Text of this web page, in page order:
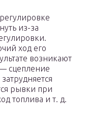
из-за
ход его
возникают
сцепление
рывки при
топлива и т. д.